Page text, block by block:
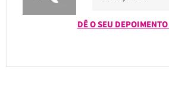
DÊ O SEU